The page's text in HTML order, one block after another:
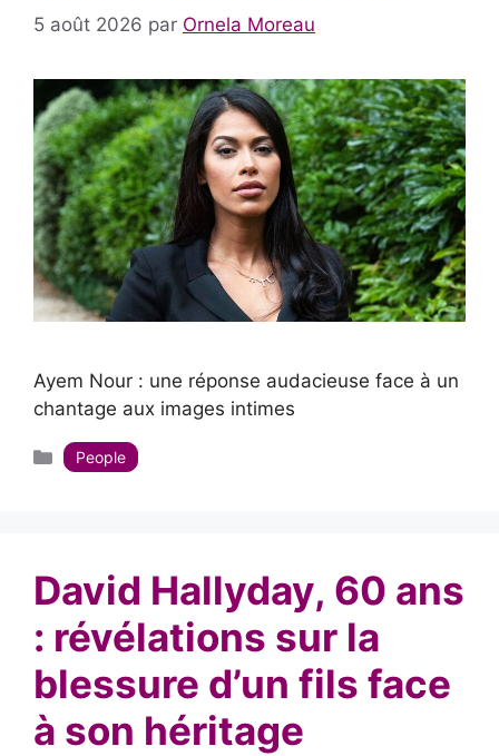
5 août 2026 par Ornela Moreau
Ayem Nour : une réponse audacieuse face à un
chantage aux images intimes
Catégories
People
David Hallyday, 60 ans
: révélations sur la
blessure d’un fils face
à son héritage